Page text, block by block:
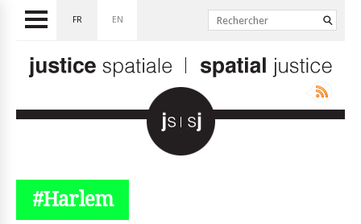
FR EN
#Harlem